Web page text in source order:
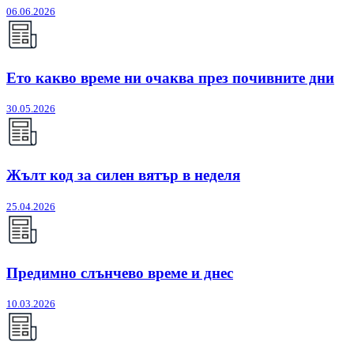
06.06.2026
Ето какво време ни очаква през почивните дни
30.05.2026
Жълт код за силен вятър в неделя
25.04.2026
Предимно слънчево време и днес
10.03.2026